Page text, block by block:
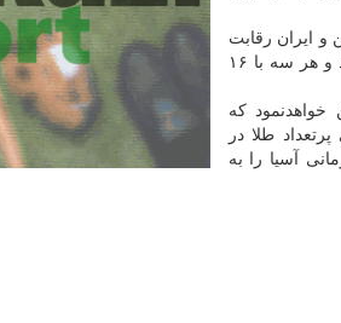
ایران رقابت
نزدیکی را برای قرار گرفتن در بالای جدول دنبال کردند و هر سه با ۱۶
خواهدنمود که
طلا در
آسیا را به